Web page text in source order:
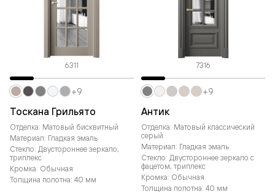
6311
Тоскана Грильято
Отделка: Матовый бисквитный
Материал: Гладкая эмаль
Стекло: Двустороннее зеркало,
триплекс
Кромка: Обычная
Толщина полотна: 40 мм
+9
7316
Антик
Отделка: Матовый классический
серый
Материал: Гладкая эмаль
Стекло: Двустороннее зеркало с
фацетом, триплекс
Кромка: Обычная
Толщина полотна: 40 мм
+9